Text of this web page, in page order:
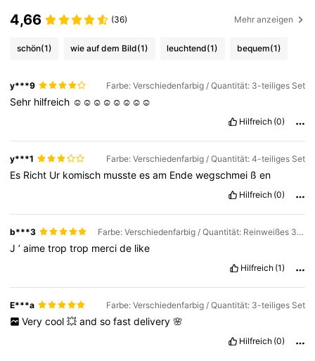
4,66 (36) Mehr anzeigen
schön(1) wie auf dem Bild(1) leuchtend(1) bequem(1)
y***9 Farbe: Verschiedenfarbig / Quantität: 3-teiliges Set
Sehr hilfreich ☺️☺️☺️☺️☺️☺️☺️☺️
Hilfreich (0)
y***1 Farbe: Verschiedenfarbig / Quantität: 4-teiliges Set
Es Richt Ur komisch mussteesam Endewegschmei ßen
Hilfreich (0)
b***3 Farbe: Verschiedenfarbig / Quantität: Reinweißes 3-teiliges Set
J’aimetroptrop mercide like
Hilfreich (1)
E***a Farbe: Verschiedenfarbig / Quantität: 3-teiliges Set
Very cool 💥 and so fast delivery 🌸
Hilfreich (0)